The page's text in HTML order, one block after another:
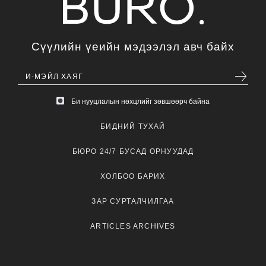
Сүүлийн үеийн мэдээлэл авч байх
Би нууцлалын нөхцлийг зөвшөөрч байна
БИДНИЙ ТУХАЙ
БЮРО 24/7 БУСАД ОРНУУДАД
ХОЛБОО БАРИХ
ЗАР СУРТАЛЧИЛГАА
ARTICLES ARCHIVES